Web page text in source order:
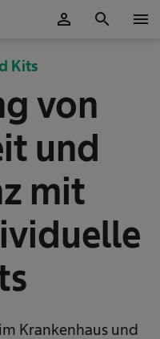
person search menu
Kits​
von
und
mit
Krankenhaus und